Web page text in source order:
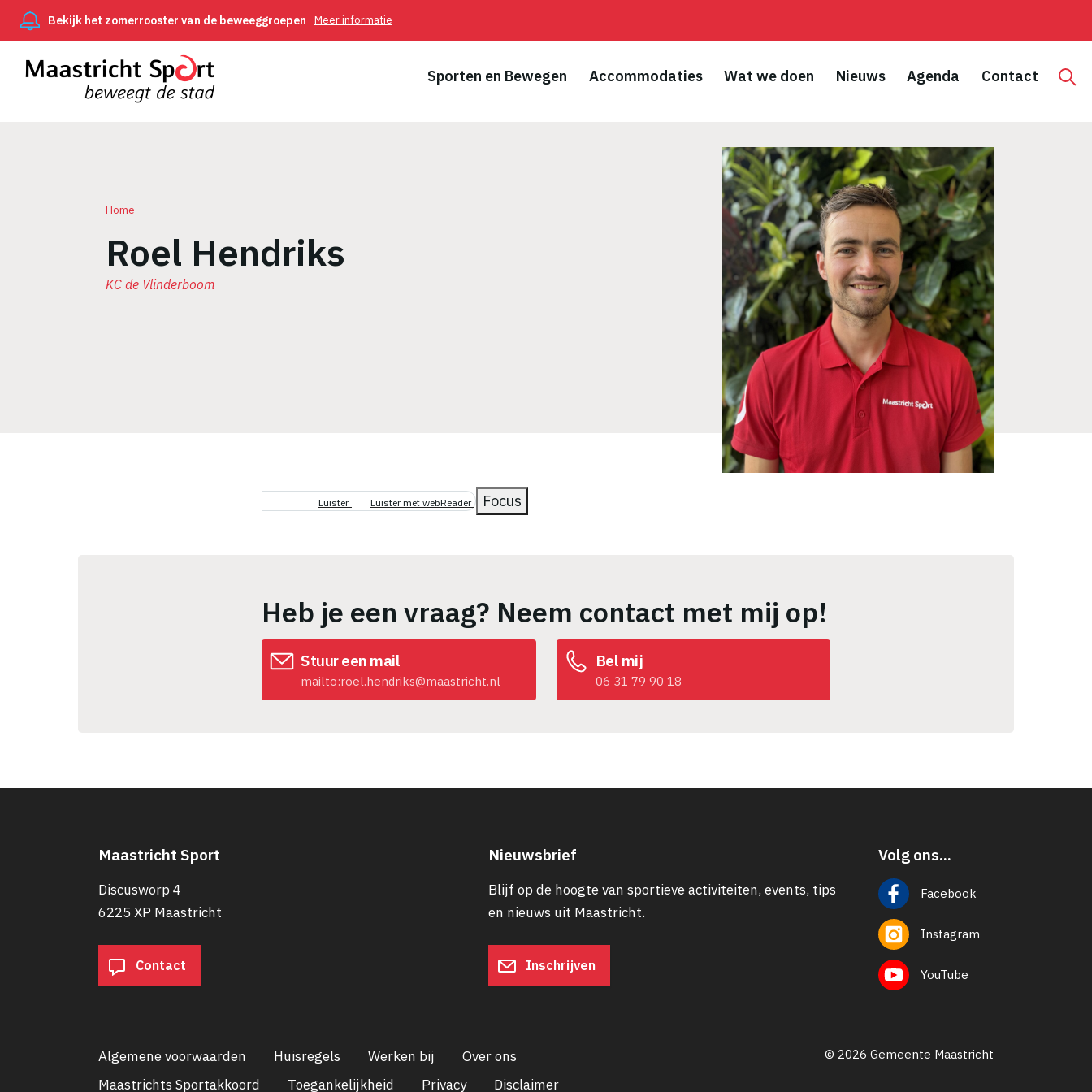
Bekijk het zomerrooster van de beweeggroepen Meer informatie
Sporten en Bewegen Accommodaties Wat we doen Nieuws Agenda Contact
Kruimelpad
Home
Roel Hendriks
KC de Vlinderboom
Luister Luister met webReader Focus
Heb je een vraag? Neem contact met mij op!
Stuur een mail
mailto:roel.hendriks@maastricht.nl
Bel mij
06 31 79 90 18
Maastricht Sport
Discusworp 4
6225 XP Maastricht
Contact
Nieuwsbrief
Blijf op de hoogte van sportieve activiteiten, events, tips
en nieuws uit Maastricht.
Inschrijven
Volg ons...
Facebook
Instagram
YouTube
Algemene voorwaarden Huisregels Werken bij
Over ons
Maastrichts Sportakkoord
Toegankelijkheid Privacy Disclaimer
© 2026 Gemeente Maastricht